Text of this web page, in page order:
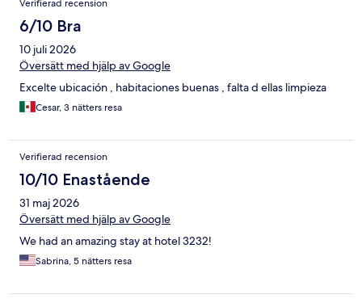
Verifierad recension
6/10 Bra
10 juli 2026
Översätt med hjälp av Google
Excelte ubicación , habitaciones buenas , falta d ellas limpieza
Cesar, 3 nätters resa
Verifierad recension
10/10 Enastående
31 maj 2026
Översätt med hjälp av Google
We had an amazing stay at hotel 3232!
Sabrina, 5 nätters resa